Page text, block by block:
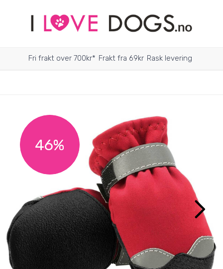
Fri frakt over 700kr* Frakt fra 69kr Rask levering
46%